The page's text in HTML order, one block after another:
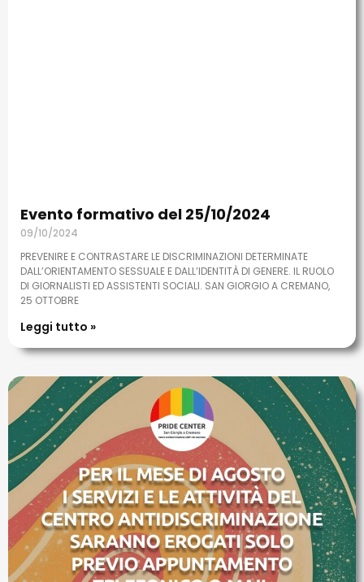
Evento formativo del 25/10/2024
09/10/2024
PREVENIRE E CONTRASTARE LE DISCRIMINAZIONI DETERMINATE
DALL’ORIENTAMENTO SESSUALE E DALL’IDENTITÀ DI GENERE. IL RUOLO
DI GIORNALISTI ED ASSISTENTI SOCIALI. SAN GIORGIO A CREMANO,
25 OTTOBRE
Leggi tutto »